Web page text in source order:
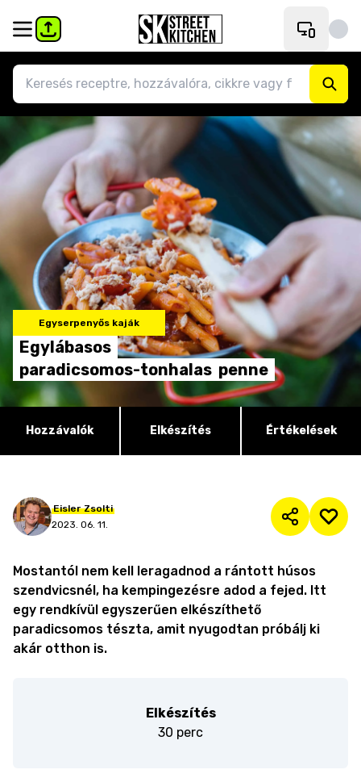
Egyserpenyős kaják
Egylábasos
paradicsomos-tonhalas penne
Hozzávalók Elkészítés Értékelések
Eisler Zsolti
2023. 06. 11.
Mostantól nem kell leragadnod a rántott húsos
szendvicsnél, ha kempingezésre adod a fejed. Itt
egy rendkívül egyszerűen elkészíthető
paradicsomos tészta, amit nyugodtan próbálj ki
akár otthon is.
Elkészítés
30 perc